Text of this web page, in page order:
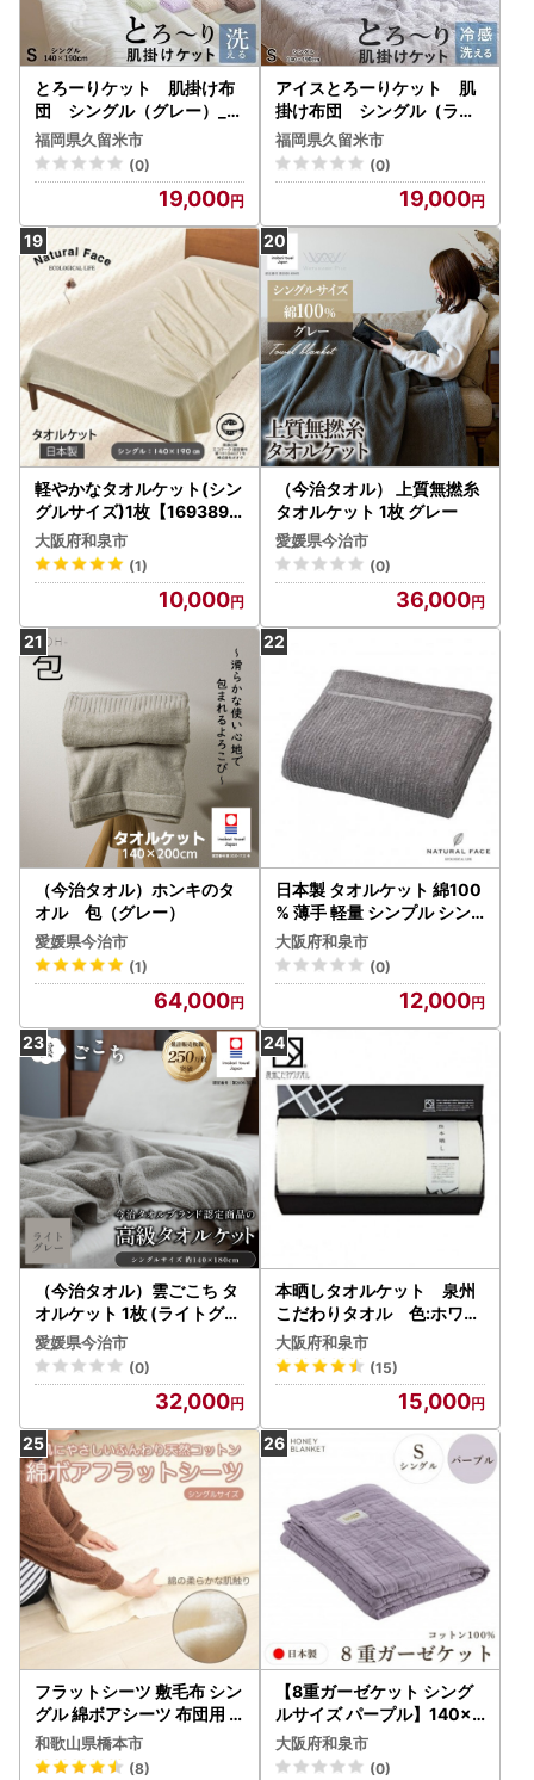
とろーりケット 肌掛け布
団 シングル（グレー）_と
ろーりケット 肌掛け 布団
シングル キルトケット 洗え
る 140 × 190cm バッグ入
り とろーり 柔らか 掛け心
地 衛生的 春 夏 秋 最適 レー
ヨン 吸湿性 ひんやり ポリ
エステル マイクロ 長繊維
ホコリ 出にくい 清潔 久留
米市 送料無料 〔Qc051-gy
〕
福岡県久留米市
(0)
19,000
アイスとろーりケット 肌
掛け布団 シングル（ライ
ラック）_アイス とろーり
ケット 肌掛け 布団 シング
ル キルトケット ひんやり
冷感 洗える 140 × 190cm
夏 熱帯夜 とろーり 柔らか
リバーシブル 掛け心地 レー
ヨン 吸湿 ポリエステル マ
イクロ 長繊維 ホコリ 出に
くい 清潔 送料無料 〔Qc05
5-lc〕
福岡県久留米市
(0)
19,000
軽やかなタオルケット(シン
グルサイズ)1枚【1693895
】
大阪府和泉市
(1)
10,000
（今治タオル） 上質無撚糸
タオルケット 1枚 グレー
愛媛県今治市
(0)
36,000
（今治タオル）ホンキのタ
オル 包（グレー）
愛媛県今治市
(1)
64,000
日本製 タオルケット 綿100
% 薄手 軽量 シンプル シン
グルサイズ(色:スティープ
ルグレー)【1735720】
大阪府和泉市
(0)
12,000
（今治タオル）雲ごこち タ
オルケット 1枚 (ライトグレ
ー)
愛媛県今治市
(0)
32,000
本晒しタオルケット 泉州
こだわりタオル 色:ホワイ
ト【1210739】
大阪府和泉市
(15)
15,000
フラットシーツ 敷毛布 シン
グル 綿ボアシーツ 布団用
コットン100% アイボリー
【1019437】
和歌山県橋本市
(8)
【8重ガーゼケット シング
ルサイズ パープル】140×2
00cm 大阪府和泉市産【15
02347】
大阪府和泉市
(0)